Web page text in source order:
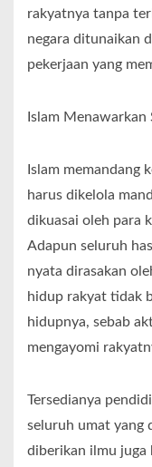
rakyatnya tanpa
negara ditunaikan
pekerjaan yang
Islam Menawarkan
Islam memandang
harus dikelola
dikuasai oleh para
Adapun seluruh
nyata dirasakan
hidup rakyat tidak
hidupnya, sebab
mengayomi
Tersedianya
seluruh umat yang
diberikan ilmu juga